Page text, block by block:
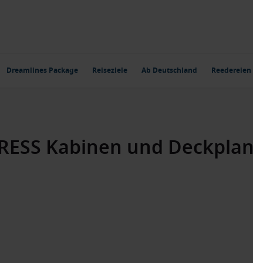
Dreamlines Package Reiseziele Ab Deutschland Reedereien
Kabinen und Deckplan